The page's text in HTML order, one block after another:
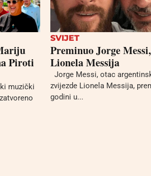
Piroti
muzički
SVIJET
Preminuo Jorge
Lionela Messija
Jorge Messi, otac
zvijezde Lionela Messija,
godini u...